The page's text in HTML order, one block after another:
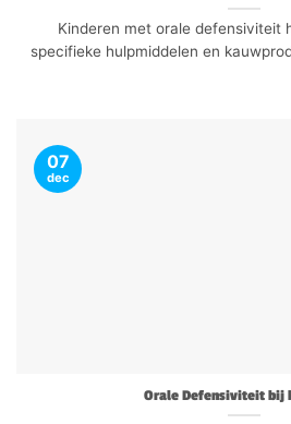
Kinderen met orale defensiviteit
specifieke hulpmiddelen en
Orale Defensiviteit bij
07
dec